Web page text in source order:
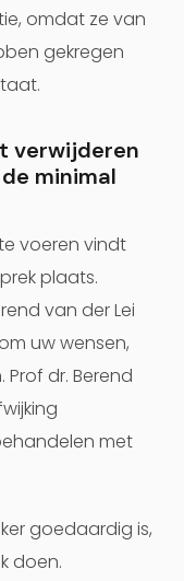
omdat ze van
gekregen
verwijderen
minimal
voeren vindt
plaats.
van der Lei
uw wensen,
dr. Berend
met
goedaardig is,
doen.